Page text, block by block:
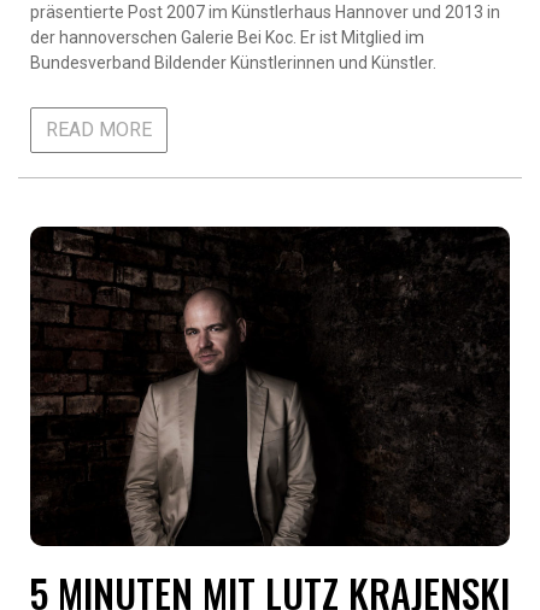
präsentierte Post 2007 im Künstlerhaus Hannover und 2013 in
der hannoverschen Galerie Bei Koc. Er ist Mitglied im
Bundesverband Bildender Künstlerinnen und Künstler.
READ MORE
5 MINUTEN MIT LUTZ KRAJENSKI